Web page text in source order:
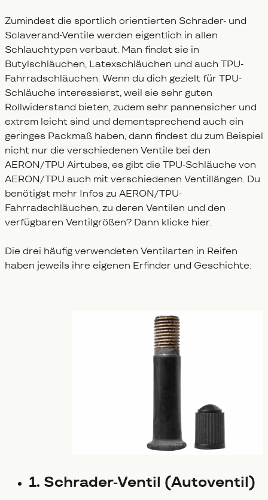
Zumindest die sportlich orientierten Schrader- und
Sclaverand-Ventile werden eigentlich in allen
Schlauchtypen verbaut. Man findet sie in
Butylschläuchen, Latexschläuchen und auch TPU-
Fahrradschläuchen. Wenn du dich gezielt für TPU-
Schläuche interessierst, weil sie sehr guten
Rollwiderstand bieten, zudem sehr pannensicher und
extrem leicht sind und dementsprechend auch ein
geringes Packmaß haben, dann findest du zum Beispiel
nicht nur die verschiedenen Ventile bei den
AERON/TPU Airtubes, es gibt die TPU-Schläuche von
AERON/TPU auch mit verschiedenen Ventillängen. Du
benötigst mehr Infos zu AERON/TPU-
Fahrradschläuchen, zu deren Ventilen und den
verfügbaren Ventilgrößen? Dann klicke hier.
Die drei häufig verwendeten Ventilarten in Reifen
haben jeweils ihre eigenen Erfinder und Geschichte:
1. Schrader-Ventil (Autoventil)